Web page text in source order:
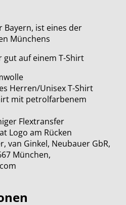
Bayern, ist eines der
Münchens
gut auf einem T-Shirt
Herren/Unisex T-Shirt
mit petrolfarbenem
Flextransfer
Logo am Rücken
van Ginkel, Neubauer GbR,
München,